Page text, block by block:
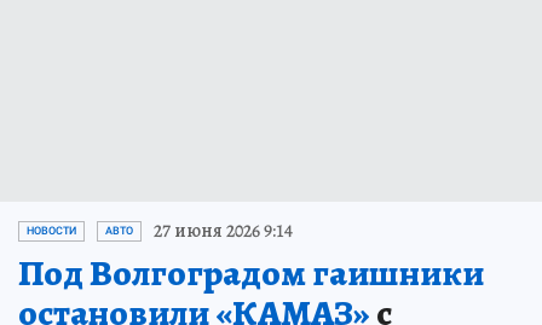
НОВОСТИ АВТО 27 июня 2026 9:14
Под Волгоградом гаишники
остановили «КАМАЗ»с